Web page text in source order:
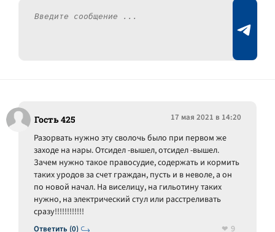
Гость 425 17 мая 2021 в 14:20
Ответить (0)
Разорвать нужно эту сволочь было при первом же
заходе на нары. Отсидел -вышел, отсидел -вышел.
Зачем нужно такое правосудие, содержать и кормить
таких уродов за счет граждан, пусть и в неволе, а он
по новой начал. На виселицу, на гильотину таких
нужно, на электрический стул или расстреливать
сразу!!!!!!!!!!!!
9